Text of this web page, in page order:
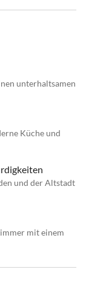
unterhaltsamen
Küche und
und der Altstadt
mit einem